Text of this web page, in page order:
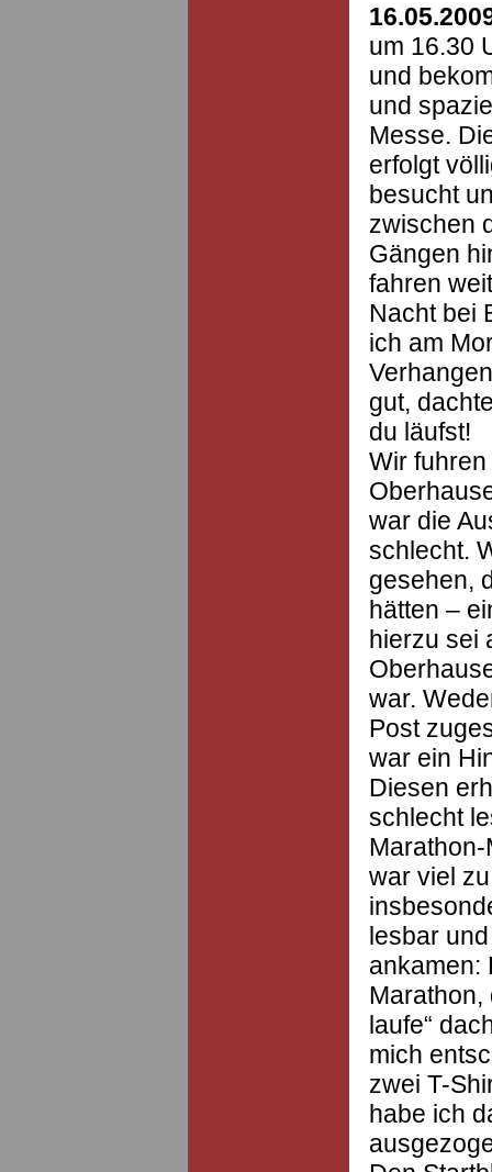
um 16.30
und
und
Messe.
erfolgt
besucht
zwischen
Gängen
fahren
Nacht bei
ich am
gut,
du läufst!
Wir
war die
schlecht.
gesehen,
hätten –
hierzu sei
war.
Post
war ein
Diesen
schlecht
war viel
lesbar
ankamen:
Marathon,
laufe“
mich
zwei T-
habe ich